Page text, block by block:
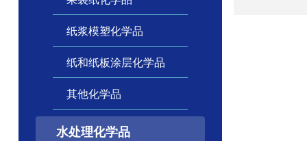
纸浆模塑化学品
纸和纸板涂层化学品
其他化学品
水处理化学品